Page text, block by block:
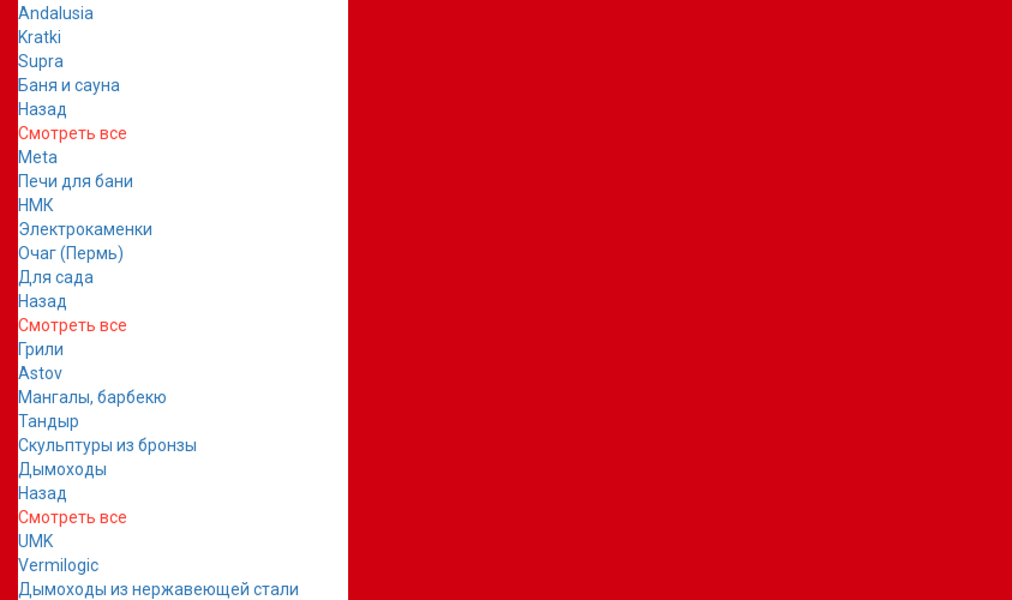
Andalusia
Kratki
Supra
Баня и сауна
Назад
Смотреть все
Meta
Печи для бани
НМК
Электрокаменки
Очаг (Пермь)
Для сада
Назад
Смотреть все
Грили
Astov
Мангалы, барбекю
Тандыр
Скульптуры из бронзы
Дымоходы
Назад
Смотреть все
UMK
Vermilogic
Дымоходы из нержавеющей стали